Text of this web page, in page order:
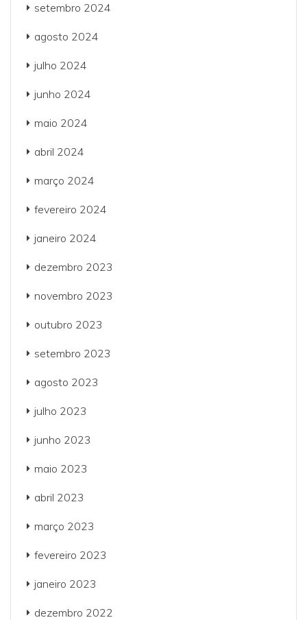
setembro 2024
agosto 2024
julho 2024
junho 2024
maio 2024
abril 2024
março 2024
fevereiro 2024
janeiro 2024
dezembro 2023
novembro 2023
outubro 2023
setembro 2023
agosto 2023
julho 2023
junho 2023
maio 2023
abril 2023
março 2023
fevereiro 2023
janeiro 2023
dezembro 2022